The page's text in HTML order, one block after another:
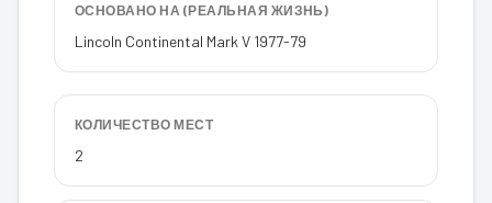
ОСНОВАНО НА (РЕАЛЬНАЯ ЖИЗНЬ)
Lincoln Continental Mark V 1977-79
КОЛИЧЕСТВО МЕСТ
2